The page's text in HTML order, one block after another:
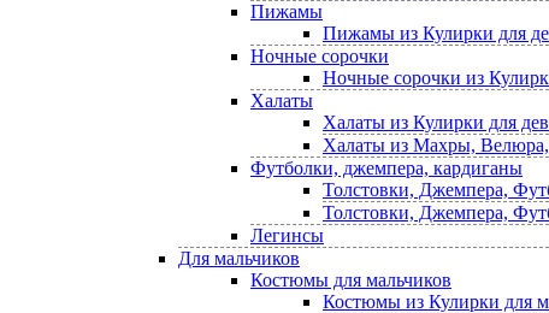
Пижамы
Пижамы из Кулирки для
Ночные сорочки
Ночные сорочки из
Халаты
Халаты из Кулирки для
Халаты из Махры, Велюра,
Футболки, джемпера, кардиганы
Толстовки, Джемпера,
Толстовки, Джемпера,
Легинсы
Для мальчиков
Костюмы для мальчиков
Костюмы из Кулирки для